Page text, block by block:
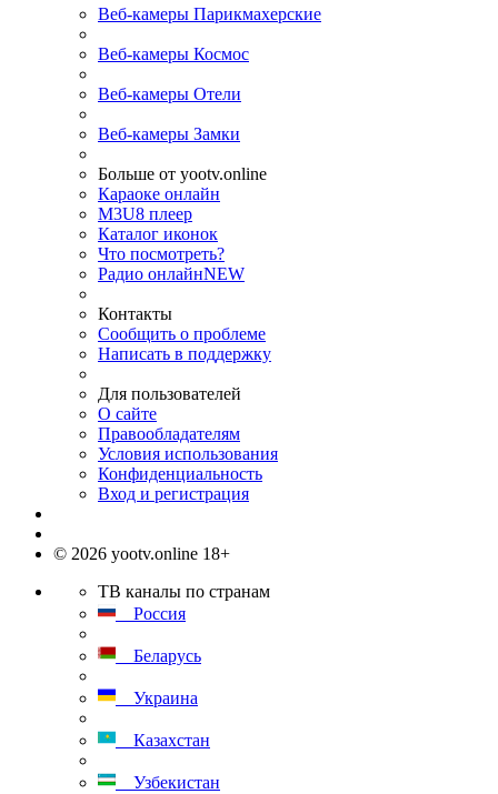
Веб-камеры Парикмахерские
Веб-камеры Космос
Веб-камеры Отели
Веб-камеры Замки
Больше от yootv.online
Караоке онлайн
M3U8 плеер
Каталог иконок
Что посмотреть?
Радио онлайнNEW
Контакты
Сообщить о проблеме
Написать в поддержку
Для пользователей
О сайте
Правообладателям
Условия использования
Конфиденциальность
Вход и регистрация
© 2026 yootv.online 18+
ТВ каналы по странам
Россия
Беларусь
Украина
Казахстан
Узбекистан